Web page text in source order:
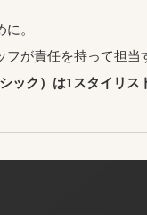
。
が責任を持って担
ク）は1スタイリス